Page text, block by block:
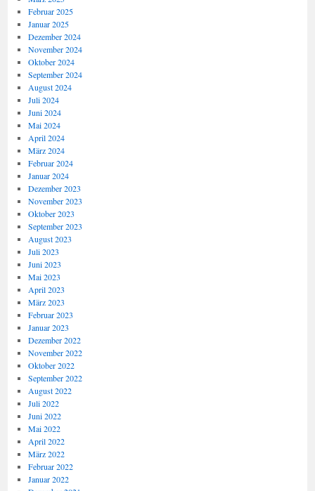
Februar 2025
Januar 2025
Dezember 2024
November 2024
Oktober 2024
September 2024
August 2024
Juli 2024
Juni 2024
Mai 2024
April 2024
März 2024
Februar 2024
Januar 2024
Dezember 2023
November 2023
Oktober 2023
September 2023
August 2023
Juli 2023
Juni 2023
Mai 2023
April 2023
März 2023
Februar 2023
Januar 2023
Dezember 2022
November 2022
Oktober 2022
September 2022
August 2022
Juli 2022
Juni 2022
Mai 2022
April 2022
März 2022
Februar 2022
Januar 2022